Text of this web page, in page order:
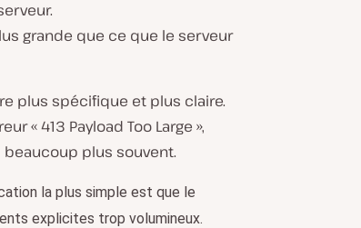
grande que ce que le serveur
plus spécifique et plus claire.
« 413 Payload Too Large »,
beaucoup plus souvent.
la plus simple est que le
explicites trop volumineux.